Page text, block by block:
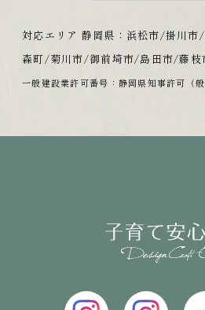
対応エリア 静岡県：浜松市/掛川
森町/菊川市/御前埼市/島田市/藤枝
一般建設業許可番号：静岡県知事許可（